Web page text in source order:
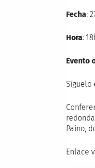
Fecha:
Hora:
Evento
Síguelo
Paíno,
Enlace